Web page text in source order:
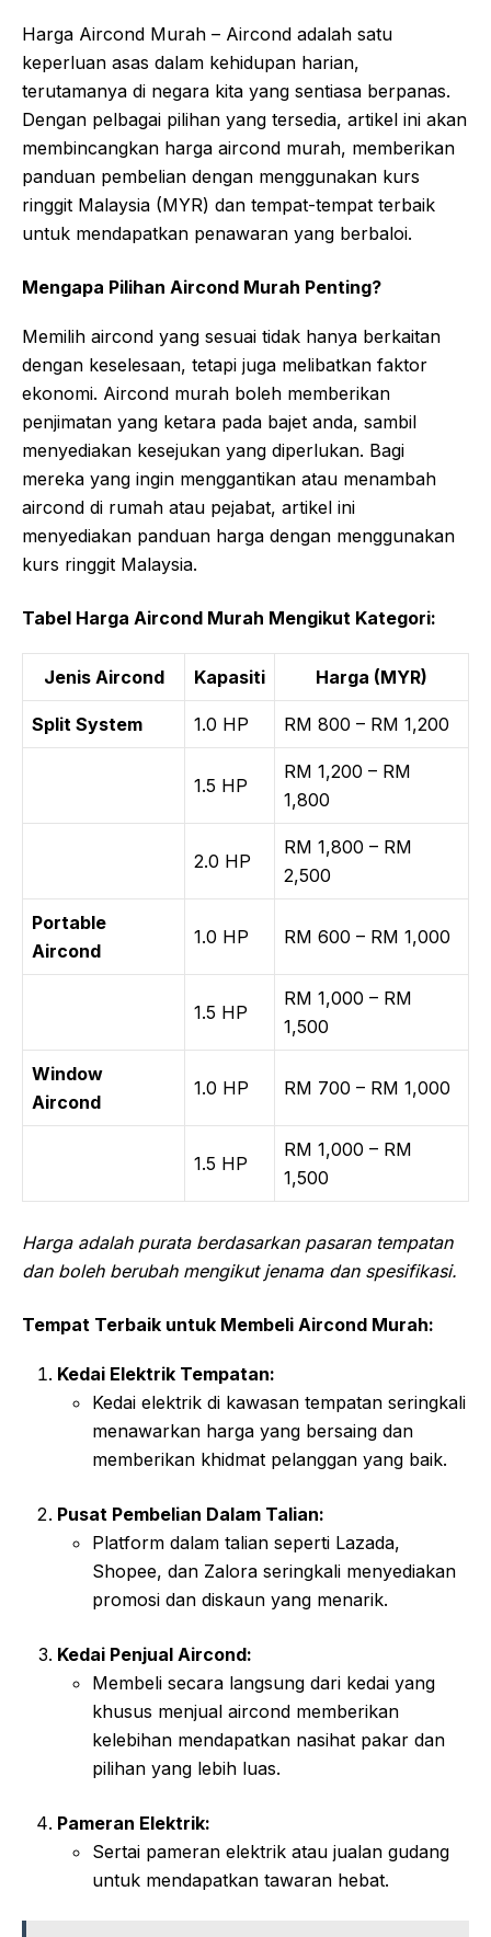
Harga Aircond Murah – Aircond adalah satu
keperluan asas dalam kehidupan harian,
terutamanya di negara kita yang sentiasa berpanas.
Dengan pelbagai pilihan yang tersedia, artikel ini akan
membincangkan harga aircond murah, memberikan
panduan pembelian dengan menggunakan kurs
ringgit Malaysia (MYR) dan tempat-tempat terbaik
untuk mendapatkan penawaran yang berbaloi.
Mengapa Pilihan Aircond Murah Penting?
Memilih aircond yang sesuai tidak hanya berkaitan
dengan keselesaan, tetapi juga melibatkan faktor
ekonomi. Aircond murah boleh memberikan
penjimatan yang ketara pada bajet anda, sambil
menyediakan kesejukan yang diperlukan. Bagi
mereka yang ingin menggantikan atau menambah
aircond di rumah atau pejabat, artikel ini
menyediakan panduan harga dengan menggunakan
kurs ringgit Malaysia.
Tabel Harga Aircond Murah Mengikut Kategori:
Jenis Aircond Kapasiti Harga (MYR)
Split System 1.0 HP RM 800 – RM 1,200
1.5 HP
RM 1,200 – RM
1,800
2.0 HP
RM 1,800 – RM
2,500
Portable
Aircond
1.0 HP RM 600 – RM 1,000
1.5 HP
RM 1,000 – RM
1,500
Window
Aircond
1.0 HP RM 700 – RM 1,000
1.5 HP
RM 1,000 – RM
1,500
Harga adalah purata berdasarkan pasaran tempatan
dan boleh berubah mengikut jenama dan spesifikasi.
Tempat Terbaik untuk Membeli Aircond Murah:
Kedai Elektrik Tempatan:
Kedai elektrik di kawasan tempatan seringkali
menawarkan harga yang bersaing dan
memberikan khidmat pelanggan yang baik.
Pusat Pembelian Dalam Talian:
Platform dalam talian seperti Lazada,
Shopee, dan Zalora seringkali menyediakan
promosi dan diskaun yang menarik.
Kedai Penjual Aircond:
Membeli secara langsung dari kedai yang
khusus menjual aircond memberikan
kelebihan mendapatkan nasihat pakar dan
pilihan yang lebih luas.
Pameran Elektrik:
Sertai pameran elektrik atau jualan gudang
untuk mendapatkan tawaran hebat.